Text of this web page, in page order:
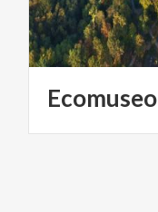
Ecomuseo